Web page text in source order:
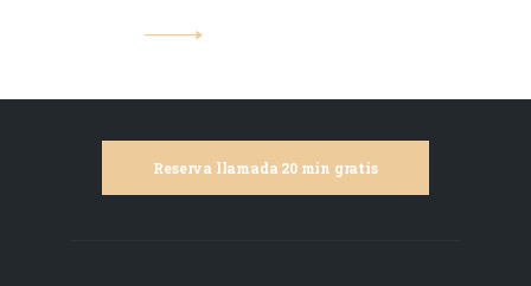
Reserva llamada 20 min gratis